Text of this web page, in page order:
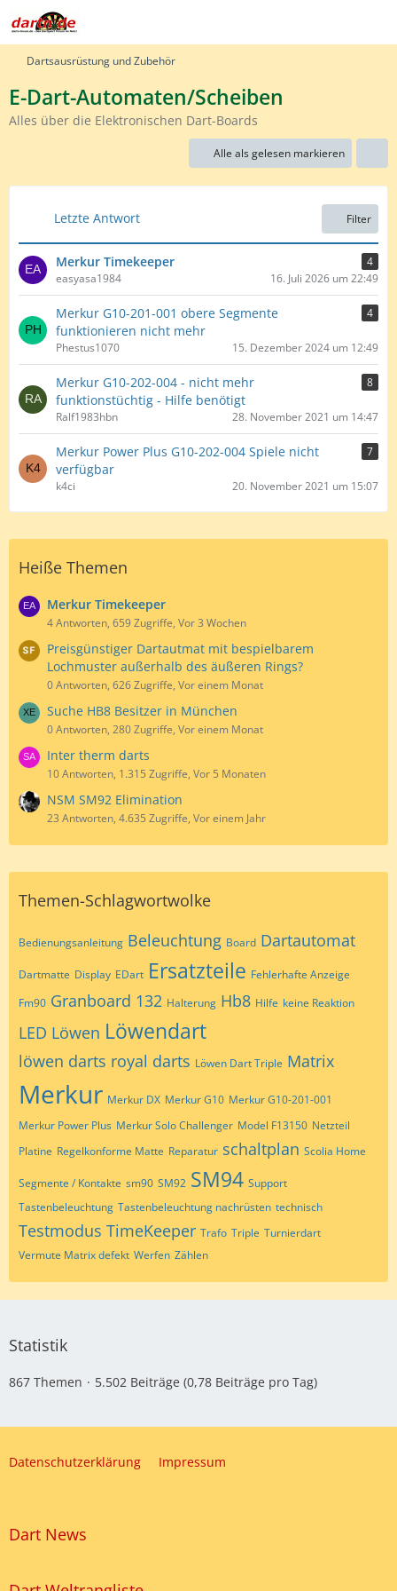
Dartsausrüstung und Zubehör
E-Dart-Automaten/Scheiben
Alles über die Elektronischen Dart-Boards
Alle als gelesen markieren
Letzte Antwort Filter
Merkur Timekeeper
4
easyasa1984
16. Juli 2026 um 22:49
Merkur G10-201-001 obere Segmente
funktionieren nicht mehr
4
Phestus1070 15. Dezember 2024 um 12:49
Merkur G10-202-004 - nicht mehr
funktionstüchtig - Hilfe benötigt
8
Ralf1983hbn 28. November 2021 um 14:47
Merkur Power Plus G10-202-004 Spiele nicht
verfügbar
7
k4ci 20. November 2021 um 15:07
Heiße Themen
Merkur Timekeeper
4 Antworten, 659 Zugriffe, Vor 3 Wochen
Preisgünstiger Dartautmat mit bespielbarem
Lochmuster außerhalb des äußeren Rings?
0 Antworten, 626 Zugriffe, Vor einem Monat
Suche HB8 Besitzer in München
0 Antworten, 280 Zugriffe, Vor einem Monat
Inter therm darts
10 Antworten, 1.315 Zugriffe, Vor 5 Monaten
NSM SM92 Elimination
23 Antworten, 4.635 Zugriffe, Vor einem Jahr
Themen-Schlagwortwolke
Bedienungsanleitung Beleuchtung Board Dartautomat
Dartmatte Display EDart Ersatzteile Fehlerhafte Anzeige
Fm90 Granboard 132 Halterung Hb8 Hilfe keine Reaktion
LED Löwen Löwendart
löwen darts royal darts Löwen Dart Triple Matrix
Merkur Merkur DX Merkur G10 Merkur G10-201-001
Merkur Power Plus Merkur Solo Challenger Model F13150 Netzteil
Platine Regelkonforme Matte Reparatur schaltplan Scolia Home
Segmente / Kontakte sm90 SM92 SM94 Support
Tastenbeleuchtung Tastenbeleuchtung nachrüsten technisch
Testmodus TimeKeeper Trafo Triple Turnierdart
Vermute Matrix defekt Werfen Zählen
Statistik
867 Themen 5.502 Beiträge (0,78 Beiträge pro Tag)
Datenschutzerklärung Impressum
Dart News